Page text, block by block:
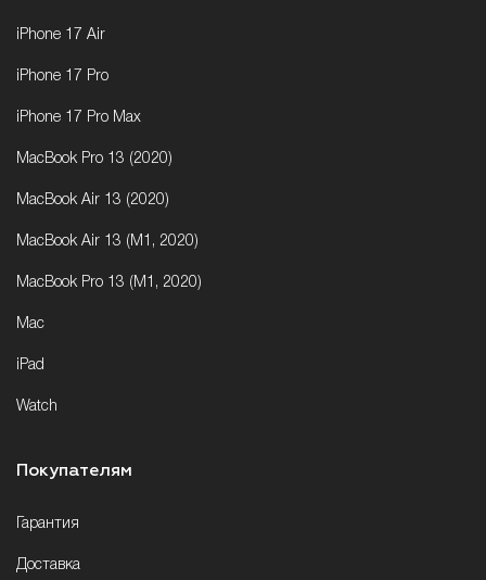
iPhone 17 Air
iPhone 17 Pro
iPhone 17 Pro Max
MacBook Pro 13 (2020)
MacBook Air 13 (2020)
MacBook Air 13 (M1, 2020)
MacBook Pro 13 (M1, 2020)
Mac
iPad
Watch
Покупателям
Гарантия
Доставка